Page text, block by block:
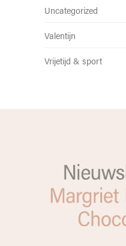
Uncategorized
Valentijn
Vrijetijd & sport